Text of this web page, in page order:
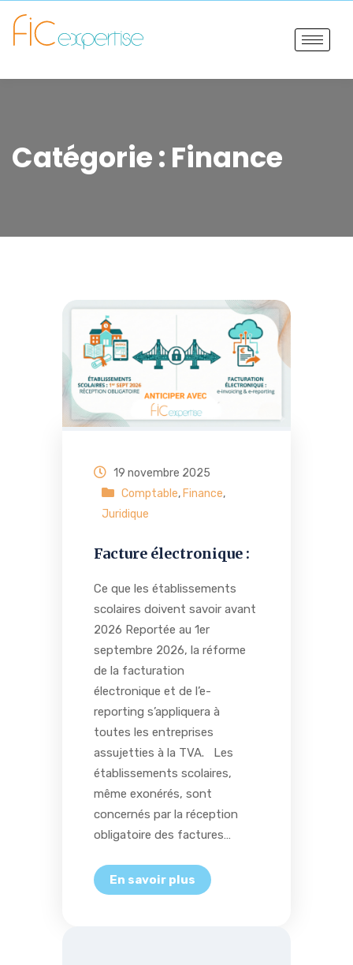
Catégorie : Finance
19 novembre 2025
Comptable, Finance,
Juridique
Facture électronique :
Ce que les établissements
scolaires doivent savoir avant
2026 Reportée au 1er
septembre 2026, la réforme
de la facturation
électronique et de l’e-
reporting s’appliquera à
toutes les entreprises
assujetties à la TVA. Les
établissements scolaires,
même exonérés, sont
concernés par la réception
obligatoire des factures…